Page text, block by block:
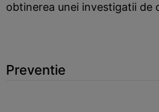
obtinerea unei investigatii de
Preventie